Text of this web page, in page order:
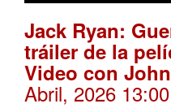
Jack Ryan:
tráiler de la
Video con
Abril, 2026 13:00